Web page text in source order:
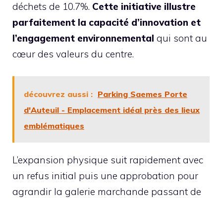
déchets de 10.7%. Cette initiative illustre
parfaitement la capacité d’innovation et
l’engagement environnemental qui sont au
cœur des valeurs du centre.
découvrez aussi : Parking Saemes Porte
d'Auteuil - Emplacement idéal près des lieux
emblématiques
L’expansion physique suit rapidement avec
un refus initial puis une approbation pour
agrandir la galerie marchande passant de